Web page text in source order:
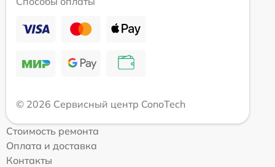
© 2026 Сервисный центр ConoTech
Стоимость ремонта
Оплата и доставка
Контакты